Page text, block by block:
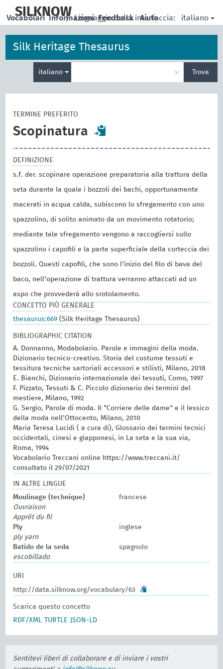
main
SILKNOW
| Linguaggio della interfaccia: italiano
Vocabolari Informazioni Feedback Aiuto
Silk Heritage Thesaurus
italiano
per
ricerca
× Trova
TERMINE PREFERITO
Scopinatura
DEFINIZIONE
s.f. der. scopinare operazione preparatoria alla trattura della
seta durante la quale i bozzoli dei bachi, opportunamente
macerati in acqua calda, subiscono lo sfregamento con uno
spazzolino, di solito animato da un movimento rotatorio;
mediante tale sfregamento vengono a raccogliersi sullo
spazzolino i capofili e la parte superficiale della corteccia dei
bozzoli. Questi capofili, che sono l'inizio del filo di bava del
baco, nell'operazione di trattura verranno attaccati ad un
aspo che provvederà allo srotolamento.
CONCETTO PIÙ GENERALE
thesaurus:669 (Silk Heritage Thesaurus)
BIBLIOGRAPHIC CITATION
A. Donnanno, Modabolario. Parole e immagini della moda.
Dizionario tecnico-creativo. Storia del costume tessuti e
tessitura tecniche sartoriali accessori e stilisti, Milano, 2018
E. Bianchi, Dizionario internazionale dei tessuti, Como, 1997
F. Pizzato, Tessuti & C. Piccolo dizionario dei termini del
mestiere, Milano, 1992
G. Sergio, Parole di moda. Il "Corriere delle dame" e il lessico
della moda nell'Ottocento, Milano, 2010
Maria Teresa Lucidi ( a cura di), Glossario dei termini tecnici
occidentali, cinesi e giapponesi, in La seta e la sua via,
Roma, 1994
Vocabolario Treccani online https://www.treccani.it/
consultato il 29/07/2021
IN ALTRE LINGUE
Moulinage (technique)
francese
Ouvraison
Apprêt du fil
Ply
inglese
ply yarn
Batido de la seda
spagnolo
escobillado
URI
http://data.silknow.org/vocabulary/63
Scarica questo concetto
RDF/XML
TURTLE JSON-LD
Sentitevi liberi di collaborare e di inviare i vostri